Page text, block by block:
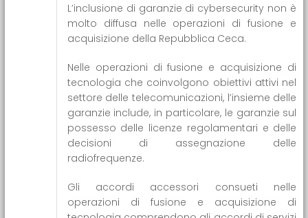
L’inclusione di garanzie di cybersecurity non è
molto diffusa nelle operazioni di fusione e
acquisizione della Repubblica Ceca.
Nelle operazioni di fusione e acquisizione di
tecnologia che coinvolgono obiettivi attivi nel
settore delle telecomunicazioni, l’insieme delle
garanzie include, in particolare, le garanzie sul
possesso delle licenze regolamentari e delle
decisioni di assegnazione delle
radiofrequenze.
Gli accordi accessori consueti nelle
operazioni di fusione e acquisizione di